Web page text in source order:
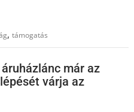
,támogatás
már az
várja az